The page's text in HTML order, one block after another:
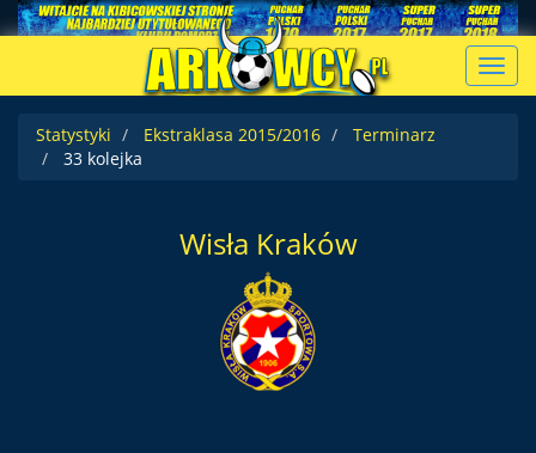
Statystyki
Ekstraklasa 2015/2016
Terminarz
33 kolejka
Wisła Kraków